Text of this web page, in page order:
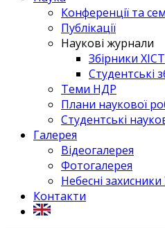
Конференції та
Публікації
Наукові журнали
Збірники ХІСТ
Студентські
Теми НДР
Плани наукової
Студентські
Галерея
Відеогалерея
Фотогалерея
Небесні захисники
Контакти